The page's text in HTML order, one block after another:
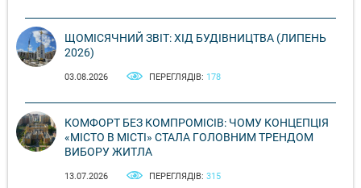
ЩОМІСЯЧНИЙ ЗВІТ: ХІД БУДІВНИЦТВА (ЛИПЕНЬ
2026)
03.08.2026 ПЕРЕГЛЯДІВ: 178
КОМФОРТ БЕЗ КОМПРОМІСІВ: ЧОМУ КОНЦЕПЦІЯ
«МІСТО В МІСТІ» СТАЛА ГОЛОВНИМ ТРЕНДОМ
ВИБОРУ ЖИТЛА
13.07.2026 ПЕРЕГЛЯДІВ: 315